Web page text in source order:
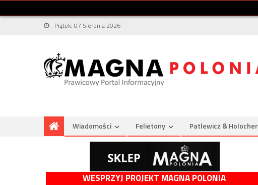
Piątek, 07 Sierpnia 2026
Wiadomości Felietony Patlewicz & Holocher
WESPRZYJ PROJEKT MAGNA POLONIA